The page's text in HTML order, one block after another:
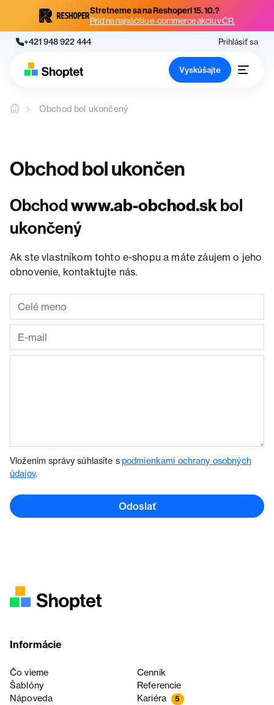
Stretneme sa na Reshoperi 15. 10.?
Príď na najväčšiu e-commerce akciu v ČR.
+421 948 922 444 Prihlásiť sa
Vyskúšajte
Obchod bol ukončený
Obchod bol ukončen
Obchodwww.ab-obchod.skbol
ukončený
Ak ste vlastníkom tohto e-shopu a máte záujem o jeho
obnovenie, kontaktujte nás.
Vložením správy súhlasíte spodmienkami ochrany osobných
údajov.
Odoslať
Informácie
Čo vieme
Cenník
Šablóny
Referencie
Nápoveda
Kariéra 5